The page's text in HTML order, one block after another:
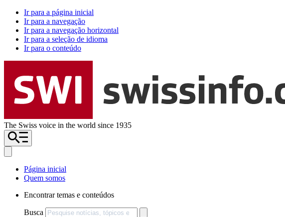
Ir para a página inicial
Ir para a navegação
Ir para a navegação horizontal
Ir para a seleção de idioma
Ir para o conteúdo
The Swiss voice in the world since 1935
Página inicial
Quem somos
Encontrar temas e conteúdos
Busca